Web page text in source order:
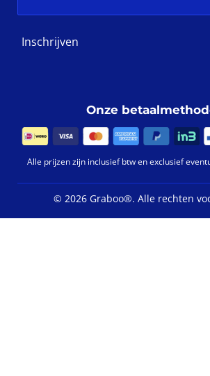
Inschrijven
Onze
Alle prijzen zijn inclusief btw en exclusief
© 2026 Graboo®. Alle rechten